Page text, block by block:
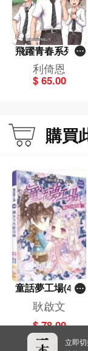
飛躍青春系列－
S傳說來了2－怪
盜K的復仇
利倚恩
$ 65.00
購買
童話夢工場(40)
——織女下凡結
奇緣
耿啟文
$ 78.00
立即